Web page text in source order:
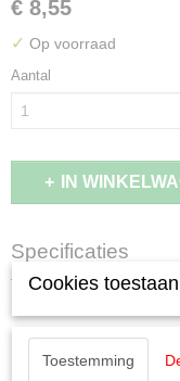
€ 8,55
✓ Op voorraad
Aantal
IN
Specificaties
EAN code
4007246071104
Productcode leverancier
07110
Noch 07110
Cookies
Toestemming